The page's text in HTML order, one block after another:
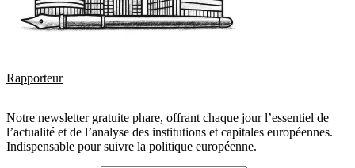
Rapporteur
Notre newsletter gratuite phare, offrant chaque jour l’essentiel de
l’actualité et de l’analyse des institutions et capitales européennes.
Indispensable pour suivre la politique européenne.